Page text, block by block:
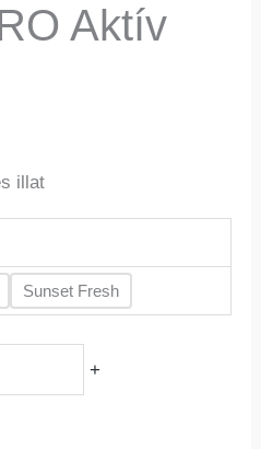
Aktív
illat
Sunset Fresh
+